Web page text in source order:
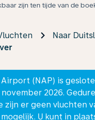
zijn ten tijde van de
Naar
Airport (NAP) is
2026.
zijn er geen vluchten
U kunt in